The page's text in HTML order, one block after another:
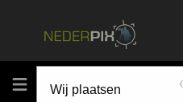
MENU
Wij plaatsen